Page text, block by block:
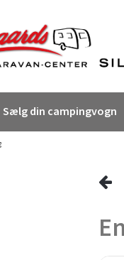
Sælg din campingvogn